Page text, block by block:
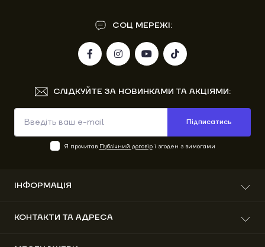
СОЦ МЕРЕЖІ:
СЛІДКУЙТЕ ЗА НОВИНКАМИ ТА АКЦІЯМИ:
Підписатись
Я прочитав Публічний договірі згоден з вимогами
ІНФОРМАЦІЯ
Доставка та оплата
КОНТАКТИ ТА АДРЕСА